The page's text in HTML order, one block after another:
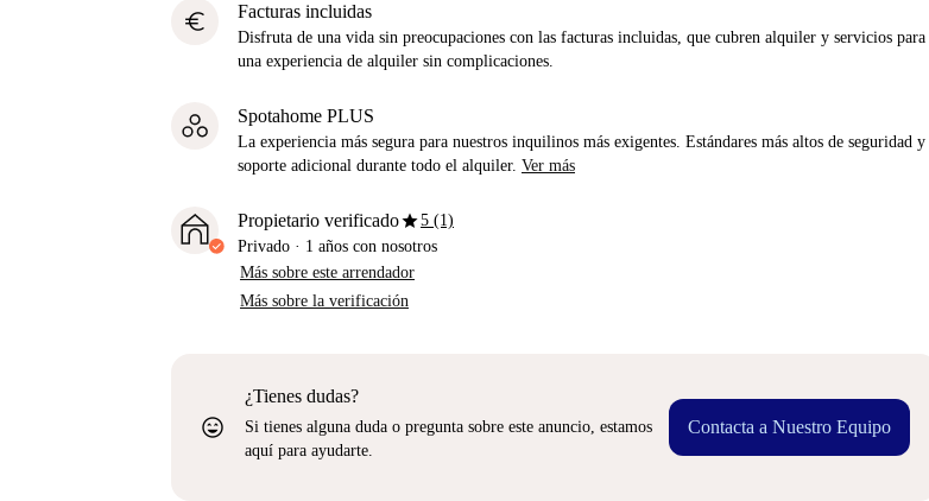
euro Facturas incluidas
Disfruta de una vida sin preocupaciones con las facturas incluidas, que cubren alquiler y servicios para
una experiencia de alquiler sin complicaciones.
Spotahome PLUS
La experiencia más segura para nuestros inquilinos más exigentes. Estándares más altos de seguridad y
soporte adicional durante todo el alquiler. Ver más
Propietario verificadostar5 (1)
Privado · 1 años con nosotros
Más sobre este arrendador
Más sobre la verificación
sentiment_very_satisfied
¿Tienes dudas?
Si tienes alguna duda o pregunta sobre este anuncio, estamos
aquí para ayudarte.
Contacta a Nuestro Equipo